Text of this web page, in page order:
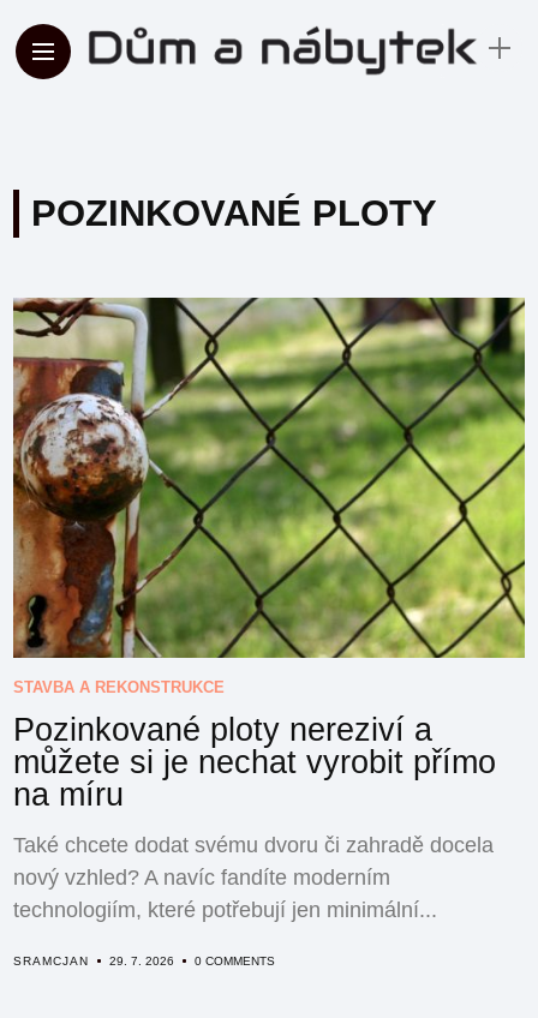
POZINKOVANÉ PLOTY
STAVBA A REKONSTRUKCE
Pozinkované ploty nereziví a
můžete si je nechat vyrobit přímo
na míru
Také chcete dodat svému dvoru či zahradě docela
nový vzhled? A navíc fandíte moderním
technologiím, které potřebují jen minimální...
SRAMCJAN 29. 7. 2026 0 COMMENTS